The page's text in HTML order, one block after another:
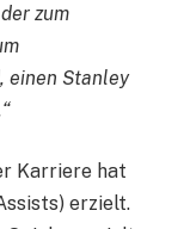
zum
einen Stanley
Karriere hat
erzielt.